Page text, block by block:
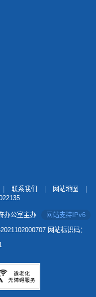
联系我们 网站地图
办公室主办
网站支持IPv6
网站标识码：